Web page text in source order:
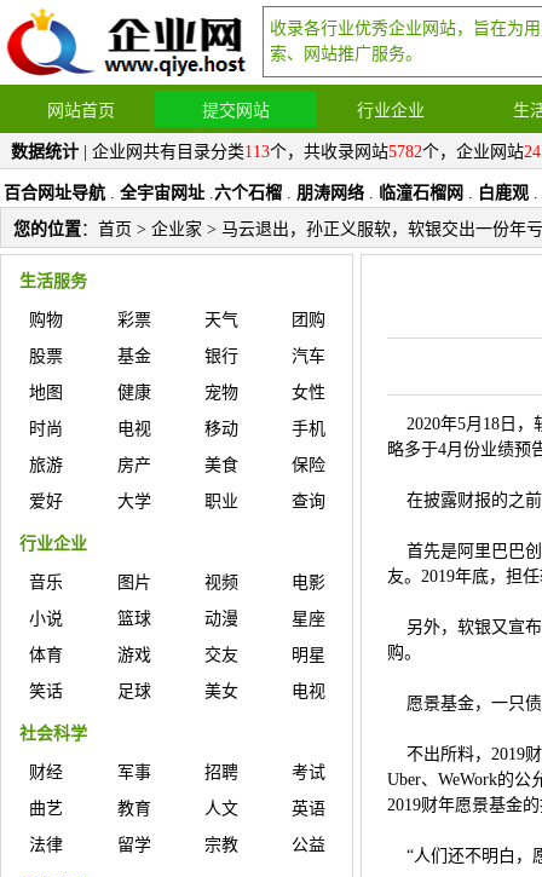
收录各行业优秀企业网站，旨在为
索、网站推广服务。
网站首页 提交网站 行业企业 生
数据统计 | 企业网共有目录分类113个，共收录网站5782个，企业网站
百合网址导航 . 全宇宙网址 .六个石榴 . 朋涛网络 . 临潼石榴网 . 白鹿观 .
您的位置： 首页 > 企业家 > 马云退出，孙正义服软，软银交出一份年
生活服务
购物 彩票 天气
团购
股票
基金 银行
汽车
地图
健康 宠物
女性
时尚
电视 移动
手机
旅游
房产 美食
保险
爱好
大学 职业 查询
行业企业
音乐 图片 视频
电影
小说
篮球 动漫
星座
体育
游戏 交友
明星
笑话
足球 美女 电视
社会科学
财经 军事 招聘
考试
曲艺
教育 人文
英语
法律
留学 宗教 公益
2020年5月18日，
略多于4月份业绩预
在披露财报的之前
首先是阿里巴巴创
友。2019年底，担
另外，软银又宣布
购。
愿景基金，一只
不出所料，2019财
Uber、WeWork的
2019财年愿景基金
“人们还不明白，